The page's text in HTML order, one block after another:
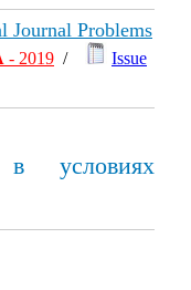
Journal Problems
- 2019 /
Issue
в условиях